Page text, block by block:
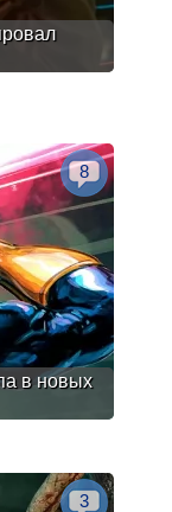
в новых
8
3